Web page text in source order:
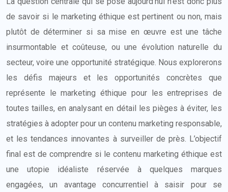
de savoir si le marketing éthique est pertinent ou non, mais
plutôt de déterminer si sa mise en œuvre est une tâche
insurmontable et coûteuse, ou une évolution naturelle du
secteur, voire une opportunité stratégique. Nous explorerons
les défis majeurs et les opportunités concrètes que
représente le marketing éthique pour les entreprises de
toutes tailles, en analysant en détail les pièges à éviter, les
stratégies à adopter pour un contenu marketing responsable,
et les tendances innovantes à surveiller de près. L’objectif
final est de comprendre si le contenu marketing éthique est
une utopie idéaliste réservée à quelques marques
engagées, un avantage concurrentiel à saisir pour se